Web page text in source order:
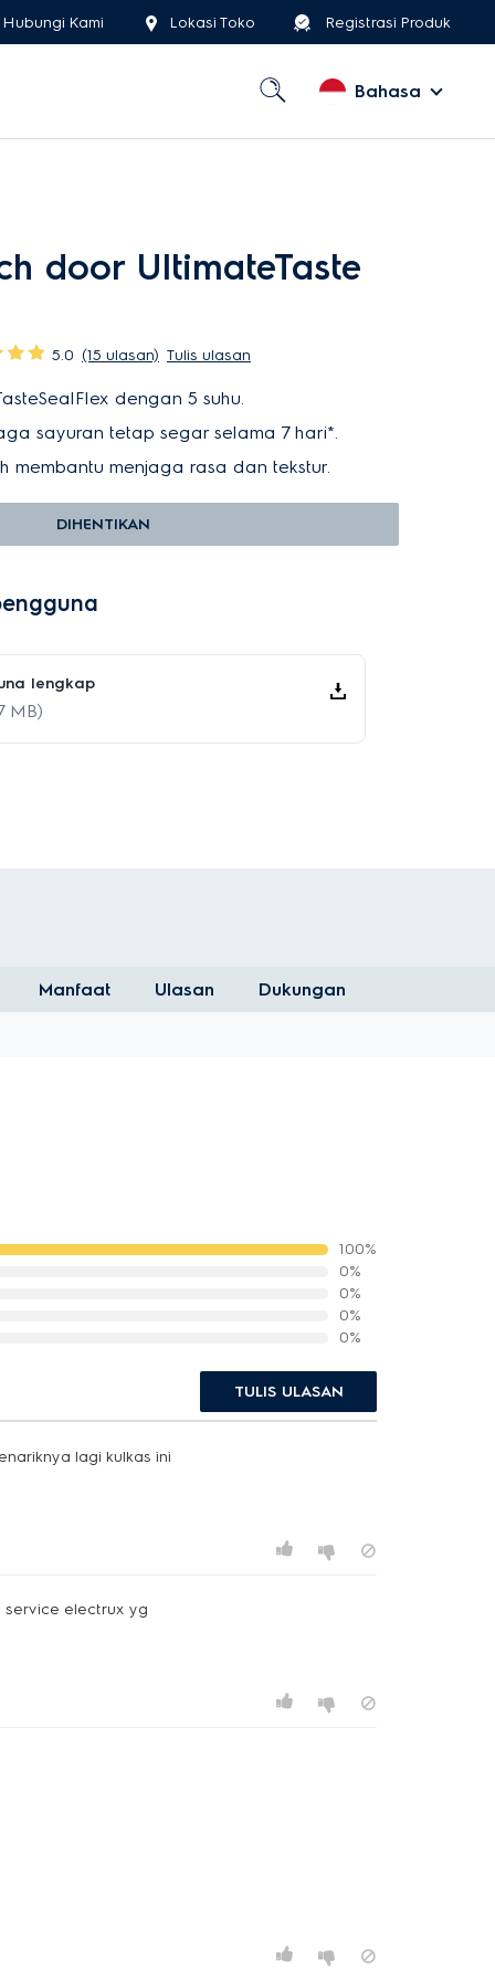
Hubungi Kami Lokasi Toko Registrasi Produk
Bahasa
door UltimateTaste
5.0 (15 ulasan) Tulis ulasan
dengan 5 suhu.
sayuran tetap segar selama 7 hari*.
membantu menjaga rasa dan tekstur.
DIHENTIKAN
lengkap
MB)
Manfaat Ulasan Dukungan
100%
0%
0%
0%
0%
TULIS ULASAN
lagi kulkas ini
service electrux yg